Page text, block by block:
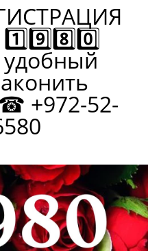
удобный
+972-52-